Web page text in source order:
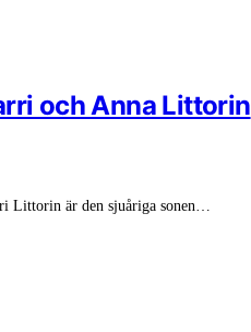
och Anna Littorin
Littorin är den sjuåriga sonen…